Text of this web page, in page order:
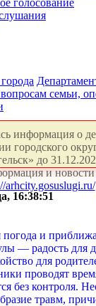
голосование
семьи,
информация о
городского
до
и новости
arhcity.gosuslugi.ru/
16:38:51
погода и
— радость для
для
проводят
без контроля.
травм,